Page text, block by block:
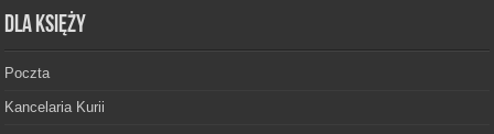
Dla księży
Poczta
Kancelaria Kurii